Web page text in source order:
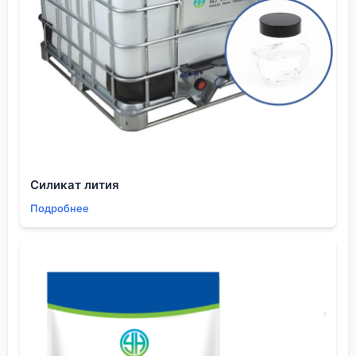
как-то купили партию материала, заявленного как
стойкого к моторному маслу. Проверили методом
капли — через 24 часа всё в порядке. А в
реальных условиях узел был постоянно погружён
в масляный туман. Через неделю покрытие
разбухло и сползло. Оказалось, стойкость была
определена для статического контакта с
используемых в изоляционных материалах или
упомянутую компанию), ключевым может быть
окислителям. Это не та стойкость, которую можно
быстро проверить. Нужны длительные испытания.
Силикат лития
Подробнее